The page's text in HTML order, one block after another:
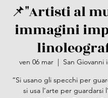
📌"Artisti al
immagini
ven 06 mar
  |
San Giovanni
“Si usano gli specchi per
si usa l’arte per guardarsi